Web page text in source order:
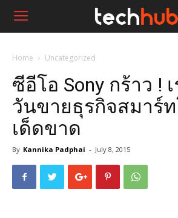
Home Uncategorized
ซีอีโอ Sony กร้าว !
วันขายธุรกิจสมาร์
เด็ดขาด
By Kannika Padphai - July 8, 2015